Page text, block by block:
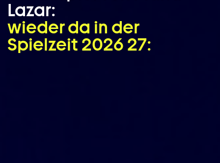
Lazar:
wieder da in der
Spielzeit 2026 27: